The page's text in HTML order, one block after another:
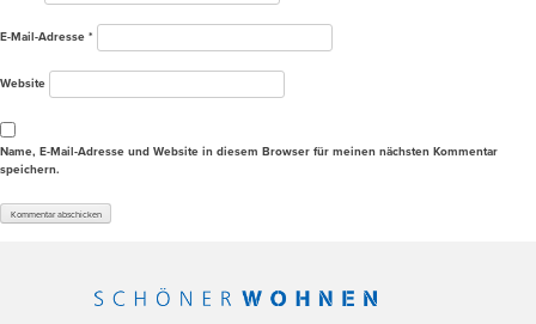
E-Mail-Adresse *
Website
Name, E-Mail-Adresse und Website in diesem Browser für meinen nächsten Kommentar
speichern.